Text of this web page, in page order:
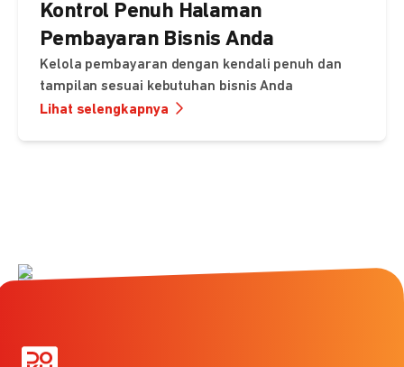
Kontrol Penuh Halaman
Pembayaran Bisnis Anda
Kelola pembayaran dengan kendali penuh dan
tampilan sesuai kebutuhan bisnis Anda
Lihat selengkapnya